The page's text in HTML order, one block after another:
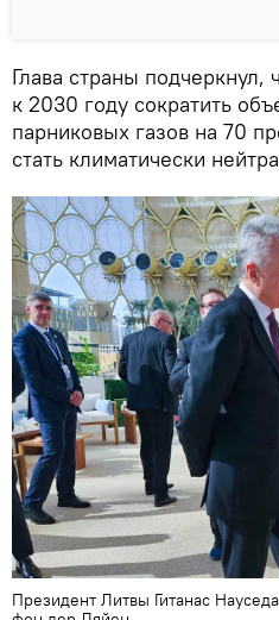
Глава страны
к 2030 году сократить
парниковых газов на 70
стать климатически
Президент Литвы Гитанас